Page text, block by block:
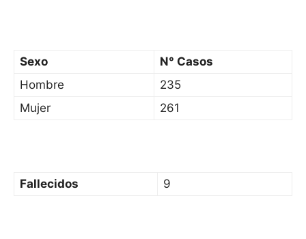
Sexo
N° Casos
Hombre
235
Mujer
261
Fallecidos 9